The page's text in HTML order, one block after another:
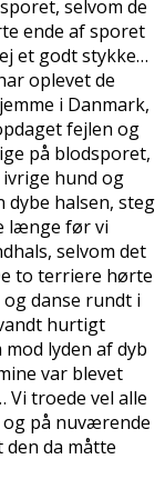
selvom de
ende af sporet
et godt stykke…
oplevet de
i Danmark,
fejlen og
på blodsporet,
hund og
dybe halsen, steg
længe før vi
selvom det
to terriere hørte
danse rundt i
hurtigt
lyden af dyb
var blevet
troede vel alle
på nuværende
da måtte